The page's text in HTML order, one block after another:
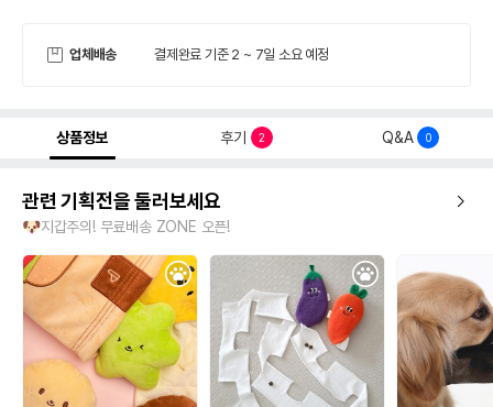
업체배송 결제완료 기준 2 ~ 7일 소요 예정
상품정보 후기 2 Q&A 0
관련 기획전을 둘러보세요
🐶지갑주의! 무료배송 ZONE 오픈!